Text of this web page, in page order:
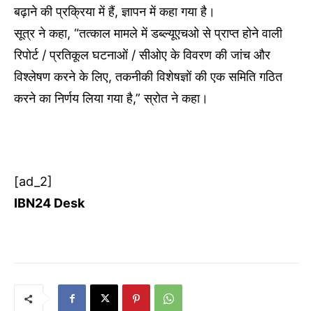
बढ़ाने की प्रक्रिया में हैं, ज्ञापन में कहा गया है।
सूत्र ने कहा, “तत्काल मामले में डब्ल्यूएचओ से प्राप्त होने वाली
रिपोर्ट / प्रतिकूल घटनाओं / सीओए के विवरण की जांच और
विश्लेषण करने के लिए, तकनीकी विशेषज्ञों की एक समिति गठित
करने का निर्णय लिया गया है,” स्रोत ने कहा।
[ad_2]
IBN24 Desk